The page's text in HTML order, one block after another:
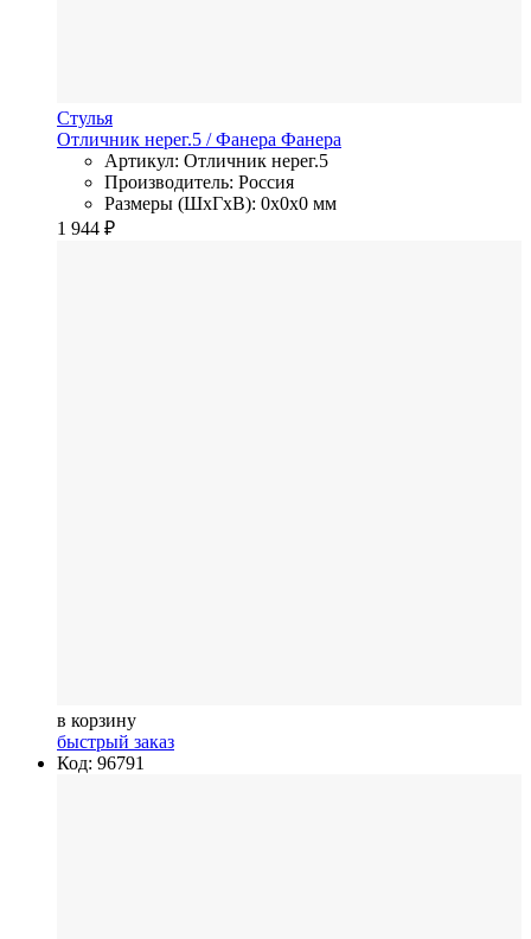
Стулья
Отличник нерег.5 / Фанера Фанера
Артикул: Отличник нерег.5
Производитель: Россия
Размеры (ШхГхВ): 0x0x0 мм
1 944 ₽
в корзину
быстрый заказ
Код: 96791